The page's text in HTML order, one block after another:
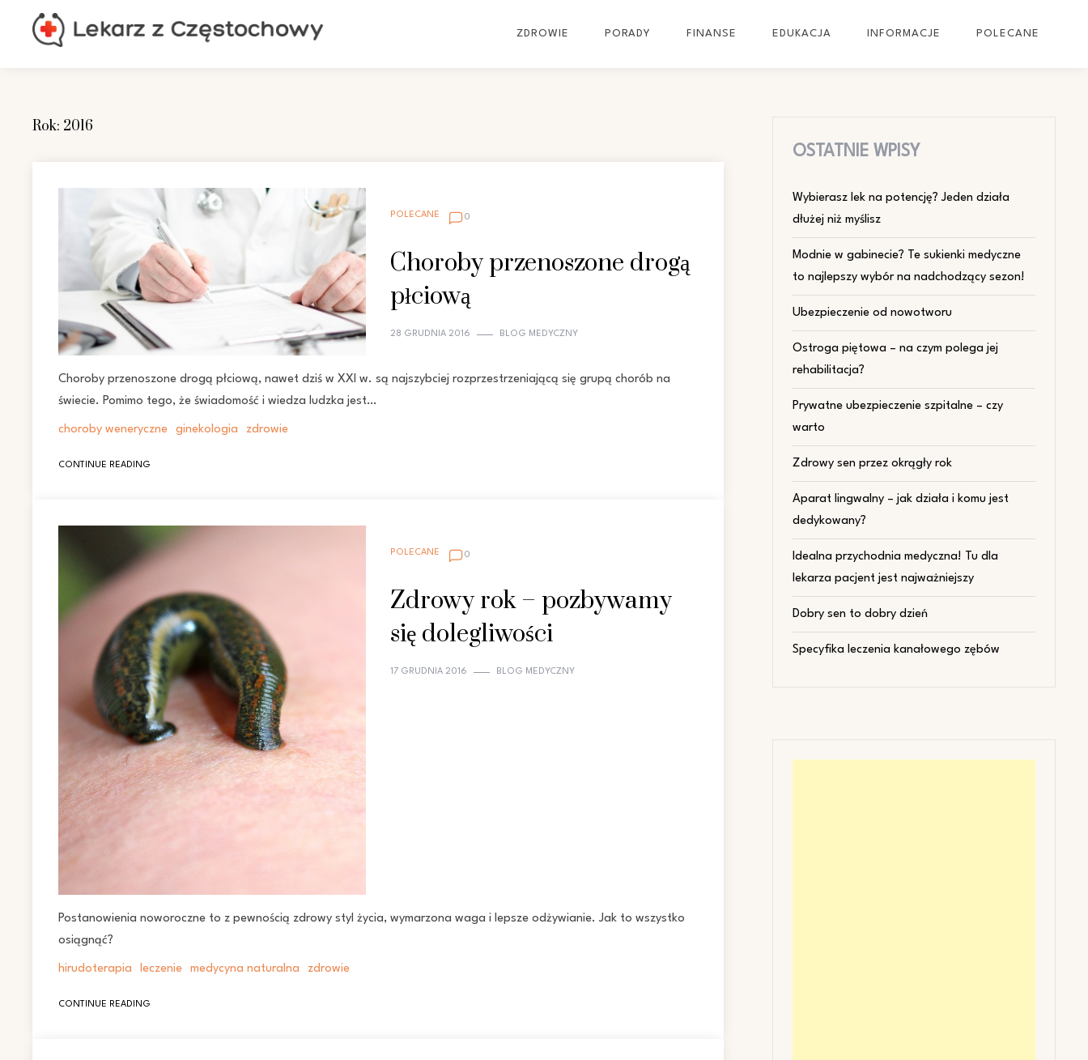
ZDROWIE PORADY FINANSE EDUKACJA INFORMACJE POLECANE
Rok: 2016
POLECANE 0
Choroby przenoszone drogą
płciową
28 GRUDNIA 2016 BLOG MEDYCZNY
Choroby przenoszone drogą płciową, nawet dziś w XXI w. są najszybciej rozprzestrzeniającą się grupą chorób na
świecie. Pomimo tego, że świadomość i wiedza ludzka jest…
choroby weneryczne ginekologia zdrowie
CONTINUE READING
POLECANE 0
Zdrowy rok – pozbywamy
się dolegliwości
17 GRUDNIA 2016 BLOG MEDYCZNY
Postanowienia noworoczne to z pewnością zdrowy styl życia, wymarzona waga i lepsze odżywianie. Jak to wszystko
osiągnąć?
hirudoterapia leczenie medycyna naturalna zdrowie
CONTINUE READING
OSTATNIE WPISY
Wybierasz lek na potencję? Jeden działa
dłużej niż myślisz
Modnie w gabinecie? Te sukienki medyczne
to najlepszy wybór na nadchodzący sezon!
Ubezpieczenie od nowotworu
Ostroga piętowa – na czym polega jej
rehabilitacja?
Prywatne ubezpieczenie szpitalne – czy
warto
Zdrowy sen przez okrągły rok
Aparat lingwalny – jak działa i komu jest
dedykowany?
Idealna przychodnia medyczna! Tu dla
lekarza pacjent jest najważniejszy
Dobry sen to dobry dzień
Specyfika leczenia kanałowego zębów